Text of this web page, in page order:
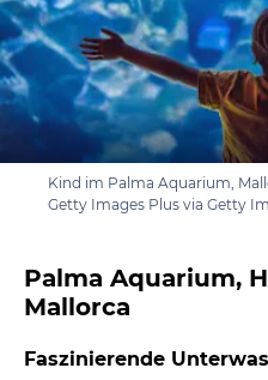
Kind im Palma Aquarium,
Getty Images Plus via Getty
Palma Aquarium,
Mallorca
Faszinierende